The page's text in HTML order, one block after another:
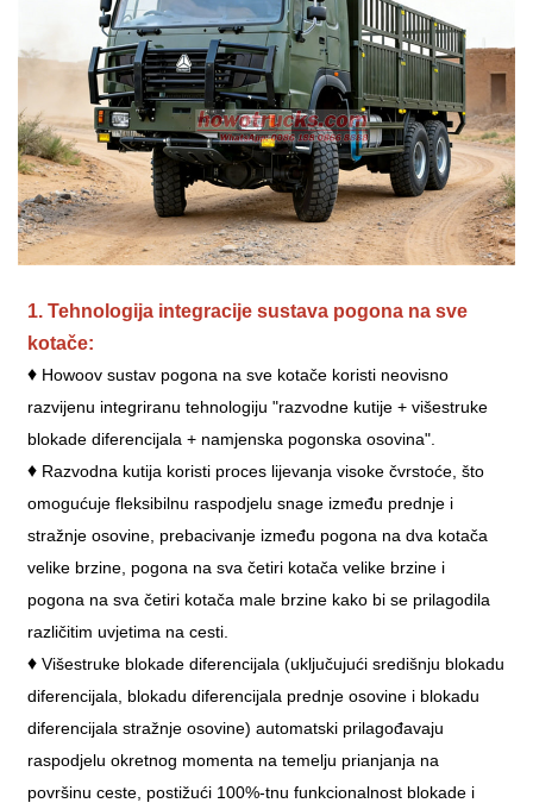
1. Tehnologija integracije sustava pogona na sve
kotače:
♦ Howoov sustav pogona na sve kotače koristi neovisno
razvijenu integriranu tehnologiju "razvodne kutije + višestruke
blokade diferencijala + namjenska pogonska osovina".
♦ Razvodna kutija koristi proces lijevanja visoke čvrstoće, što
omogućuje fleksibilnu raspodjelu snage između prednje i
stražnje osovine, prebacivanje između pogona na dva kotača
velike brzine, pogona na sva četiri kotača velike brzine i
pogona na sva četiri kotača male brzine kako bi se prilagodila
različitim uvjetima na cesti.
♦ Višestruke blokade diferencijala (uključujući središnju blokadu
diferencijala, blokadu diferencijala prednje osovine i blokadu
diferencijala stražnje osovine) automatski prilagođavaju
raspodjelu okretnog momenta na temelju prianjanja na
površinu ceste, postižući 100%-tnu funkcionalnost blokade i